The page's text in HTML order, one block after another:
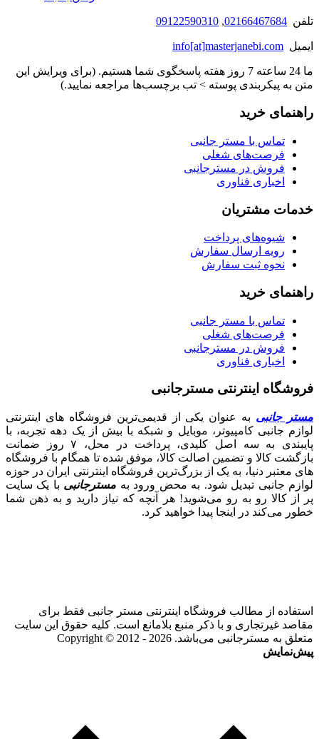
تلفن 02166467684
,
09122590310
ایمیل info[at]masterjanebi.com
ما 24 ساعته 7 روز هفته پاسخگوی شما هستیم. (برای ویرایش این
متن به پیکربندی پوسته > تب برچسب‌ها مراجعه نمایید.)
راهنمای خرید
تماس با مستر جانبی
فرصت‌های شغلی
فروش در مسترجانبی
اخباری فناوری
خدمات مشتریان
شیوه‌های پرداخت
رویه ارسال سفارش
نحوه ثبت سفارش
راهنمای خرید
تماس با مستر جانبی
فرصت‌های شغلی
فروش در مسترجانبی
اخباری فناوری
فروشگاه اینترنتی مسترجانبی
مستر جانبی به عنوان یکی از قدیمی‌ترین فروشگاه های اینترنتی
لوازم جانبی کامپیوتر، موبایل و شبکه با بیش از یک دهه تجربه، با
پایبندی به سه اصل کلیدی، پرداخت در محل، ۷ روز ضمانت
بازگشت کالا و تضمین اصالت کالا، موفق شده تا همگام با فروشگاه‌
های معتبر دنیا، به یک از بزرگ‌ترین فروشگاه اینترنتی ایران در حوزه
لوازم جانبی تبدیل شود. به محض ورود به مسترجانبی با یک سایت
پر از کالا رو به رو می‌شوید! هر آنچه که نیاز دارید و به ذهن شما
خطور می‌کند در اینجا پیدا خواهید کرد.
استفاده از مطالب فروشگاه اینترنتی مستر جانبی فقط برای
مقاصد غیرتجاری و با ذکر منبع بلامانع است. کلیه حقوق این سایت
متعلق به مسترجانبی می‌باشد. Copyright © 2012 - 2026
پیش‌نمایش